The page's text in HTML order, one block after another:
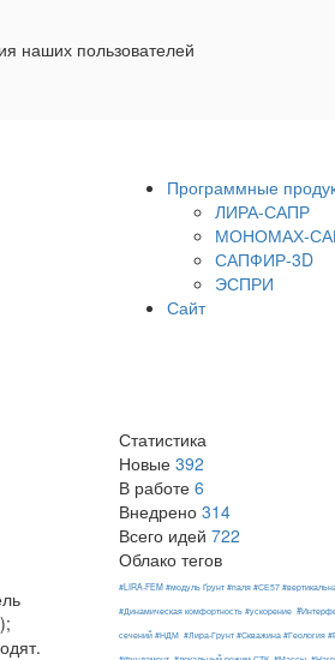
наших пользователей
Программные
ЛИРА-САПР
МОНОМАХ-
САПФИР-3D
ЭСПРИ
Сайт
Статистика
Новые 392
В работе 6
Внедрено 314
Всего идей 722
Облако тегов
#LIRA-FEM #модуль Ґрунт #паля #СЕ57
#Динамическая комфортность #ускорение
сечений #НДМ #Лира-Грунт #Скважина #Геология